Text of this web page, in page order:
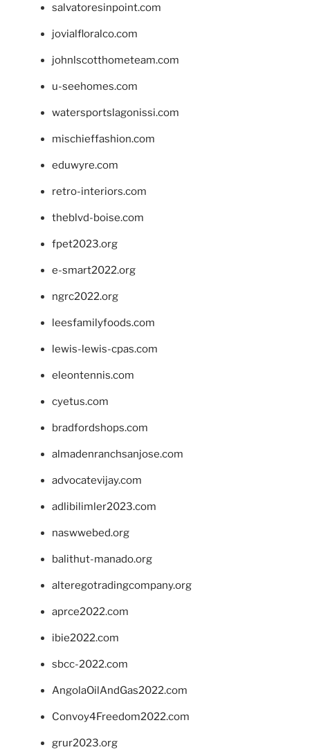
salvatoresinpoint.com
jovialfloralco.com
johnlscotthometeam.com
u-seehomes.com
watersportslagonissi.com
mischieffashion.com
eduwyre.com
retro-interiors.com
theblvd-boise.com
fpet2023.org
e-smart2022.org
ngrc2022.org
leesfamilyfoods.com
lewis-lewis-cpas.com
eleontennis.com
cyetus.com
bradfordshops.com
almadenranchsanjose.com
advocatevijay.com
adlibilimler2023.com
naswwebed.org
balithut-manado.org
alteregotradingcompany.org
aprce2022.com
ibie2022.com
sbcc-2022.com
AngolaOilAndGas2022.com
Convoy4Freedom2022.com
grur2023.org